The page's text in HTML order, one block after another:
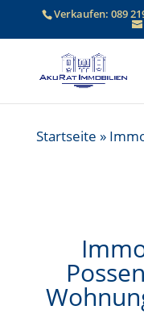
Verkaufen:089
Startseite »